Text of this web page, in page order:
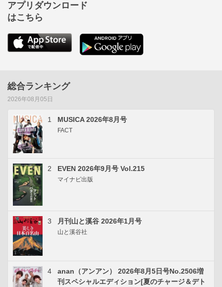
アプリダウンロード
はこちら
総合ランキング
2026年08月05日
1 MUSICA 2026年8月号
FACT
2 EVEN 2026年9月号 Vol.215
マイナビ出版
3 月刊山と溪谷 2026年1月号
山と溪谷社
4
anan（アンアン） 2026年8月5日号No.2506増
刊スペシャルエディション[夏のチャージ＆デト